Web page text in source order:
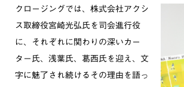
クロージングでは、株式会社アクシ
ス取締役宮崎光弘氏を司会進行役
に、それぞれに関わりの深いカー
ター氏、浅葉氏、葛西氏を迎え、文
字に魅了され続けるその理由を語っ